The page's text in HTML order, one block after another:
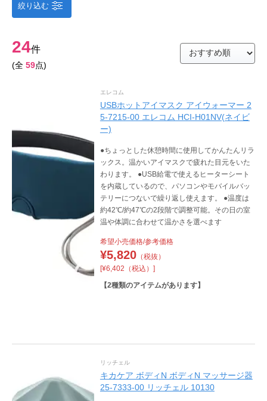
絞り込む
24件
(全 59点)
エレコム
USBホットアイマスク アイウォーマー 2
5-7215-00 エレコム HCI-H01NV(ネイビ
ー)
●ちょっとした休憩時間に使用してかんたんリラ
ックス。温かいアイマスクで疲れた目元をいた
わります。 ●USB給電で使えるヒーターシート
を内蔵しているので、パソコンやモバイルバッ
テリーにつないで繰り返し使えます。 ●温度は
約42℃/約47℃の2段階で調整可能。その日の室
温や体調に合わせて温かさを選べます
希望小売価格/参考価格
¥5,820（税抜）
[¥6,402（税込）]
【2種類のアイテムがあります】
リッチェル
キカケア ボディN ボディN マッサージ器
25-7333-00 リッチェル 10130